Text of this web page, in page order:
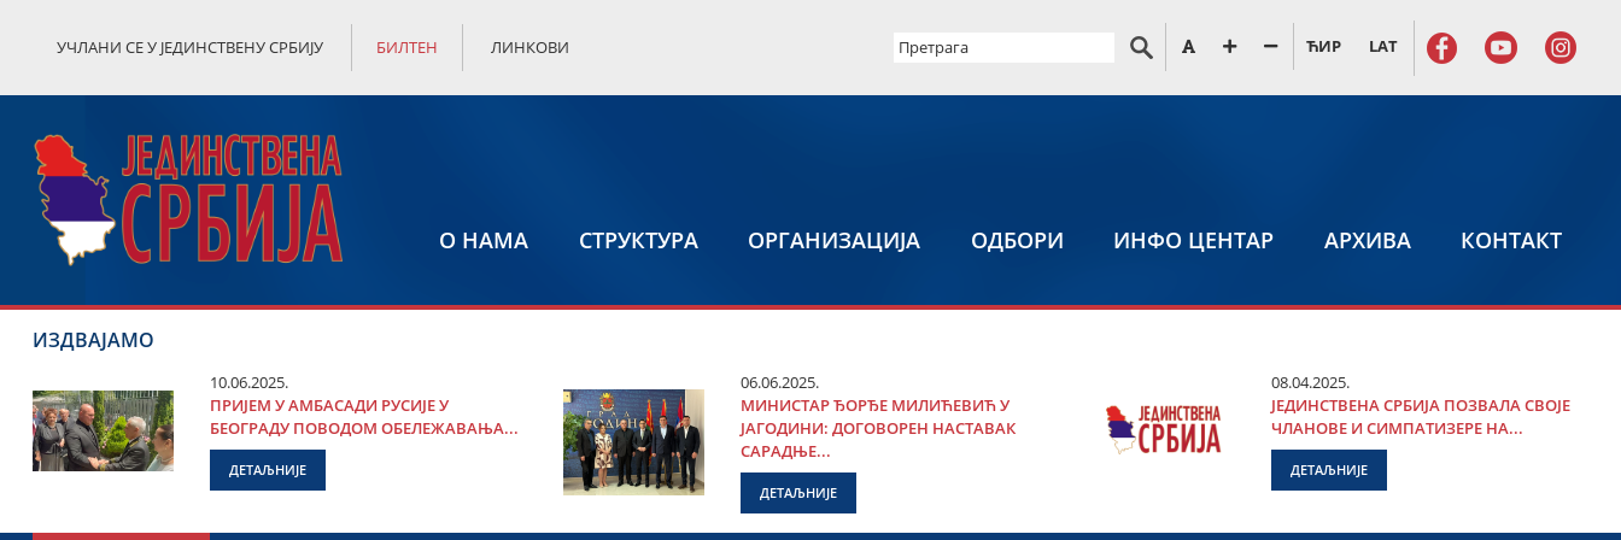
УЧЛАНИ СЕ У ЈЕДИНСТВЕНУ СРБИЈУ БИЛТЕН ЛИНКОВИ ЋИР LAT
О НАМА СТРУКТУРА ОРГАНИЗАЦИЈА ОДБОРИ ИНФО ЦЕНТАР АРХИВА КОНТАКТ
ИЗДВАЈАМО
10.06.2025.
ПРИЈЕМ У АМБАСАДИ РУСИЈЕ У
БЕОГРАДУ ПОВОДОМ ОБЕЛЕЖАВАЊА...
ДЕТАЉНИЈЕ
06.06.2025.
МИНИСТАР ЂОРЂЕ МИЛИЋЕВИЋ У
ЈАГОДИНИ: ДОГОВОРЕН НАСТАВАК
САРАДЊЕ...
ДЕТАЉНИЈЕ
08.04.2025.
ЈЕДИНСТВЕНА СРБИЈА ПОЗВАЛА СВОЈЕ
ЧЛАНОВЕ И СИМПАТИЗЕРЕ НА...
ДЕТАЉНИЈЕ